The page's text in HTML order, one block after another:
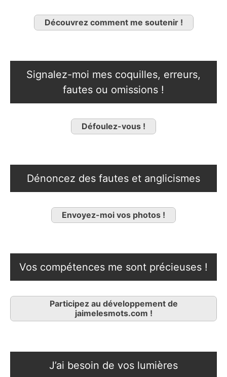
Découvrez comment me soutenir !
Signalez-moi mes coquilles, erreurs,
fautes ou omissions !
Défoulez-vous !
Dénoncez des fautes et anglicismes
Envoyez-moi vos photos !
Vos compétences me sont précieuses !
Participez au développement de
jaimelesmots.com !
J’ai besoin de vos lumières